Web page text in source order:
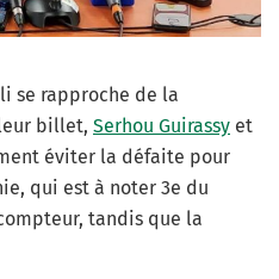
se rapproche de la
billet, Serhou Guirassy et
éviter la défaite pour
qui est à noter 3e du
tandis que la